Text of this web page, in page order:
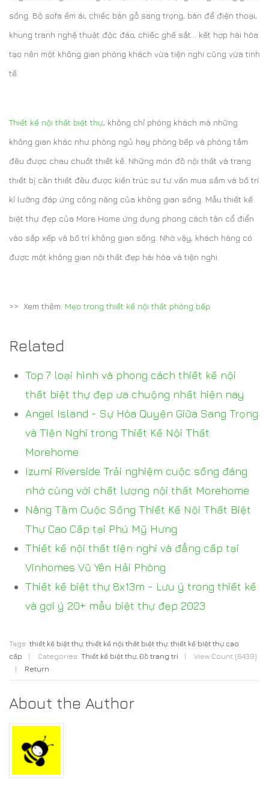
sống. Bộ sofa ếm ái, chiếc bàn gỗ sang trọng, bàn để điện thoại,
khung tranh nghệ thuật độc đáo, chiếc ghế sắt… kết hợp hài hòa
tạo nên một không gian phòng khách vừa tiện nghi cũng vừa tinh
tế.
Thiết kế nội thất biệt thự, không chỉ phòng khách mà những
không gian khác như phòng ngủ hay phòng bếp và phòng tắm
đều được chau chuốt thiết kế. Những món đồ nội thất và trang
thiết bị cần thiết đều được kiến trúc sư tư vấn mua sắm và bố trí
kĩ lưỡng đáp ứng công năng của không gian sống. Mẫu thiết kế
biệt thự đẹp của More Home ứng dụng phong cách tân cổ điển
vào sắp xếp và bố trí không gian sống. Nhờ vậy, khách hàng có
được một không gian nội thất đẹp hài hòa và tiện nghi.
>> Xem thêm: Mẹo trong thiết kế nội thất phòng bếp
Related
Top 7 loại hình và phong cách thiết kế nội
thất biệt thự đẹp ưa chuộng nhất hiện nay
Angel Island - Sự Hòa Quyện Giữa Sang Trọng
và Tiện Nghi trong Thiết Kế Nội Thất
Morehome
Izumi Riverside Trải nghiệm cuộc sống đáng
nhớ cùng với chất lượng nội thất Morehome
Nâng Tầm Cuộc Sống Thiết Kế Nội Thất Biệt
Thự Cao Cấp tại Phú Mỹ Hưng
Thiết kế nội thất tiện nghi và đẳng cấp tại
Vinhomes Vũ Yên Hải Phòng
Thiết kế biệt thự 8x13m - Lưu ý trong thiết kế
và gợi ý 20+ mẫu biệt thự đẹp 2023
Tags: thiết kế biệt thự, thiết kế nội thất biệt thự, thiết kế biệt thự cao
cấp
| Categories: Thiết kế biệt thự, Đồ trang trí |
View Count (6439)
|
Return
About the Author